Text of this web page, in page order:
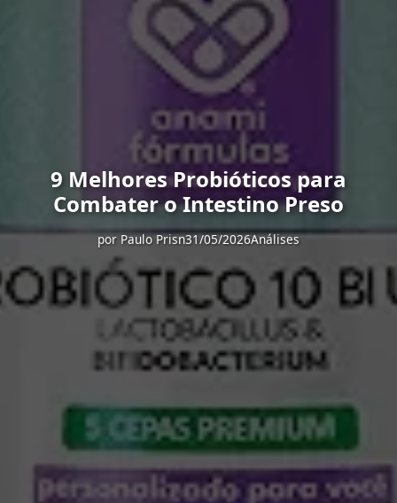
9 Melhores Probióticos para
Combater o Intestino Preso
porPaulo Prisn31/05/2026Análises